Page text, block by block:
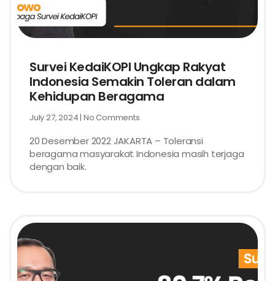
Survei KedaiKOPI Ungkap Rakyat
Indonesia Semakin Toleran dalam
Kehidupan Beragama
July 27, 2024 No Comments
20 Desember 2022 JAKARTA – Toleransi
beragama masyarakat Indonesia masih terjaga
dengan baik.